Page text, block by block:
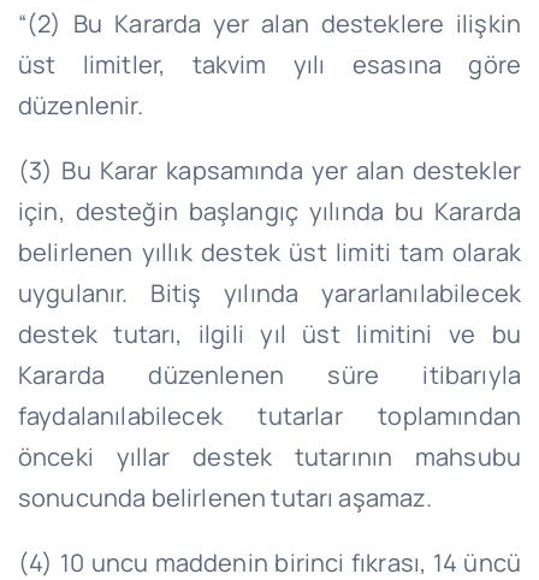
“(2) Bu Kararda yer alan desteklere ilişkin
üst limitler, takvim yılı esasına göre
düzenlenir.
(3) Bu Karar kapsamında yer alan destekler
için, desteğin başlangıç yılında bu Kararda
belirlenen yıllık destek üst limiti tam olarak
uygulanır. Bitiş yılında yararlanılabilecek
destek tutarı, ilgili yıl üst limitini ve bu
Kararda düzenlenen süre itibarıyla
faydalanılabilecek tutarlar toplamından
önceki yıllar destek tutarının mahsubu
sonucunda belirlenen tutarı aşamaz.
(4) 10 uncu maddenin birinci fıkrası, 14 üncü